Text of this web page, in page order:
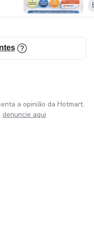
a opinião da Hotmart.
denuncie aqui